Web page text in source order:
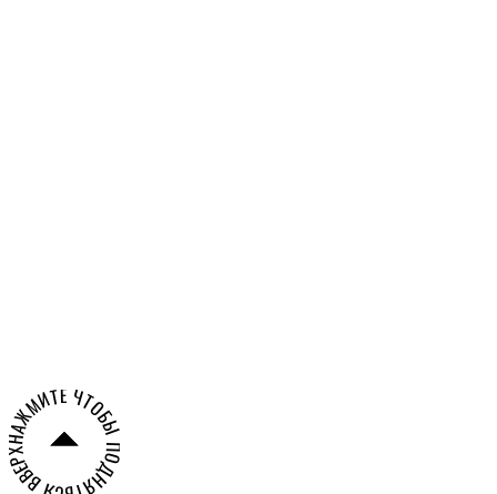
НАЖМИТЕ ЧТОБЫ ПОДНЯТЬСЯ ВВЕРХ СТРАНИЦЫ ○